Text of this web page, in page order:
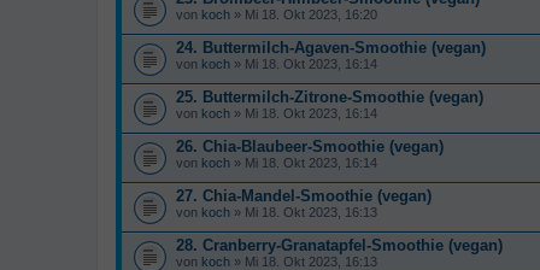
von koch » Mi 18. Okt 2023, 16:20
24. Buttermilch-Agaven-Smoothie (vegan)
von koch » Mi 18. Okt 2023, 16:14
25. Buttermilch-Zitrone-Smoothie (vegan)
von koch » Mi 18. Okt 2023, 16:14
26. Chia-Blaubeer-Smoothie (vegan)
von koch » Mi 18. Okt 2023, 16:14
27. Chia-Mandel-Smoothie (vegan)
von koch » Mi 18. Okt 2023, 16:13
28. Cranberry-Granatapfel-Smoothie (vegan)
von koch » Mi 18. Okt 2023, 16:13